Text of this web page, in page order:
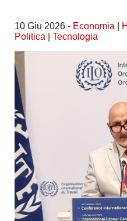
10 Giu 2026 - Economia
Politica
Tecnologia